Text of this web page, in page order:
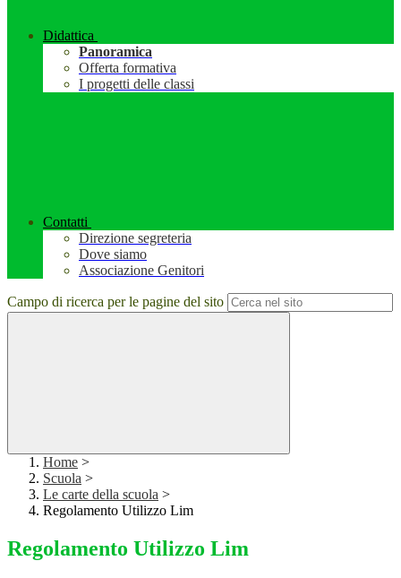
Didattica
Panoramica
Offerta formativa
I progetti delle classi
Contatti
Direzione segreteria
Dove siamo
Associazione Genitori
Campo di ricerca per le pagine del sito
Home >
Scuola >
Le carte della scuola >
Regolamento Utilizzo Lim
Regolamento Utilizzo Lim